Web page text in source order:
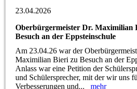
23.04.2026
Oberbürgermeister Dr. Maximilian
Besuch an der Eppsteinschule
Am 23.04.26 war der
Maximilian Bieri zu Besuch an der
Anlass war eine Petition der
und Schülersprecher, mit der wir uns
Verbesserungen und...mehr